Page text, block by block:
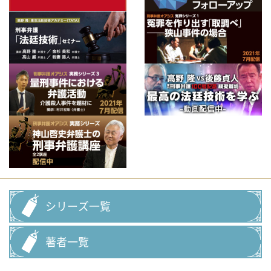
シリーズ一覧
著者一覧